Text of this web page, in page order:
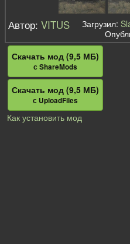
Автор:VITUS Загрузил:
Скачать мод (9,5 МБ)
с ShareMods
Скачать мод (9,5 МБ)
с UploadFiles
Как установить мод